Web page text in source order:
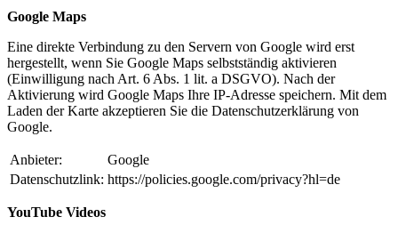
Google Maps
Eine direkte Verbindung zu den Servern von Google wird erst
hergestellt, wenn Sie Google Maps selbstständig aktivieren
(Einwilligung nach Art. 6 Abs. 1 lit. a DSGVO). Nach der
Aktivierung wird Google Maps Ihre IP-Adresse speichern. Mit dem
Laden der Karte akzeptieren Sie die Datenschutzerklärung von
Google.
Anbieter:
Google
Datenschutzlink: https://policies.google.com/privacy?hl=de
YouTube Videos